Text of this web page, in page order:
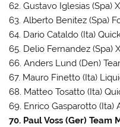
62. Gustavo Iglesias (Spa)
63. Alberto Benitez (Spa)
64. Dario Cataldo (Ita)
65. Delio Fernandez (Spa)
66. Anders Lund (Den)
67. Mauro Finetto (Ita)
68. Matteo Tosatto (Ita)
69. Enrico Gasparotto (Ita)
70. Paul Voss (Ger) Team